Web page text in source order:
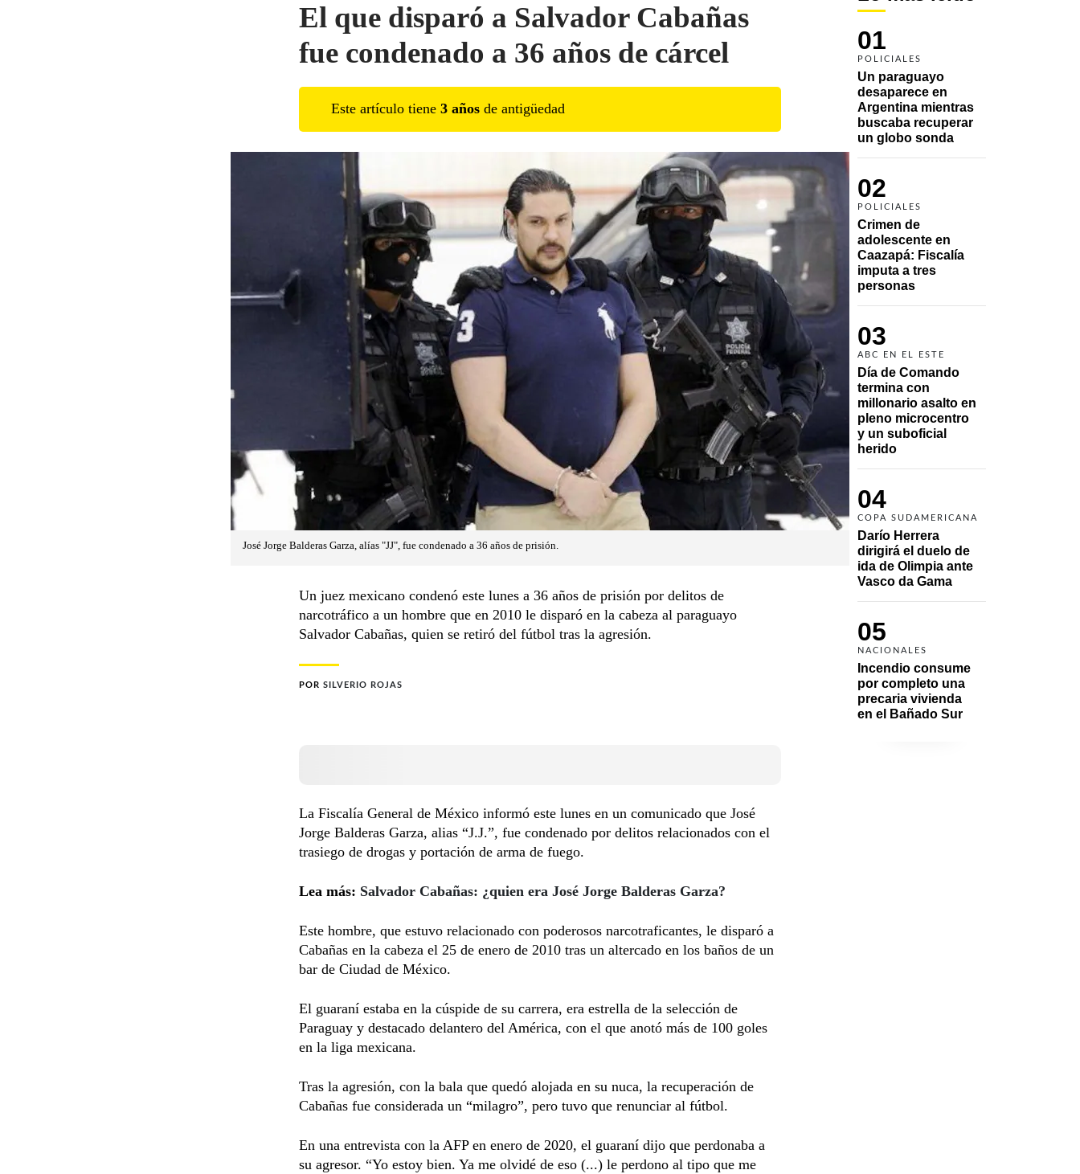
01
POLICIALES
Un paraguayo
desaparece en
Argentina mientras
buscaba recuperar
un globo sonda
02
POLICIALES
Crimen de
adolescente en
Caazapá: Fiscalía
imputa a tres
personas
03
ABC EN EL ESTE
Día de Comando
termina con
millonario asalto en
pleno microcentro
y un suboficial
herido
04
COPA SUDAMERICANA
Darío Herrera
dirigirá el duelo de
ida de Olimpia ante
Vasco da Gama
05
NACIONALES
Incendio consume
por completo una
precaria vivienda
en el Bañado Sur
El que disparó a Salvador Cabañas
fue condenado a 36 años de cárcel
Este artículo tiene 3 años de antigüedad
José Jorge Balderas Garza, alías "JJ", fue condenado a 36 años de prisión.
Un juez mexicano condenó este lunes a 36 años de prisión por delitos de
narcotráfico a un hombre que en 2010 le disparó en la cabeza al paraguayo
Salvador Cabañas, quien se retiró del fútbol tras la agresión.
POR SILVERIO ROJAS
La Fiscalía General de México informó este lunes en un comunicado que José
Jorge Balderas Garza, alias “J.J.”, fue condenado por delitos relacionados con el
trasiego de drogas y portación de arma de fuego.
Lea más: Salvador Cabañas: ¿quien era José Jorge Balderas Garza?
Este hombre, que estuvo relacionado con poderosos narcotraficantes, le disparó a
Cabañas en la cabeza el 25 de enero de 2010 tras un altercado en los baños de un
bar de Ciudad de México.
El guaraní estaba en la cúspide de su carrera, era estrella de la selección de
Paraguay y destacado delantero del América, con el que anotó más de 100 goles
en la liga mexicana.
Tras la agresión, con la bala que quedó alojada en su nuca, la recuperación de
Cabañas fue considerada un “milagro”, pero tuvo que renunciar al fútbol.
En una entrevista con la AFP en enero de 2020, el guaraní dijo que perdonaba a
su agresor. “Yo estoy bien. Ya me olvidé de eso (...) le perdono al tipo que me